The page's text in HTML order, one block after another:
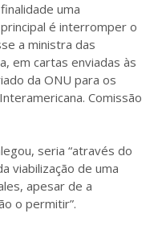
uma
é interromper o
a ministra das
em cartas enviadas às
da ONU para os
Comissão
seria “através do
viabilização de uma
apesar de a
o permitir”.